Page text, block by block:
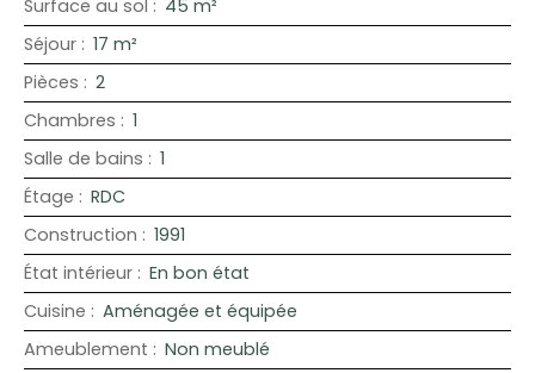
Surface au sol : 45 m²
Séjour : 17 m²
Pièces : 2
Chambres : 1
Salle de bains : 1
Étage : RDC
Construction : 1991
État intérieur : En bon état
Cuisine : Aménagée et équipée
Ameublement : Non meublé